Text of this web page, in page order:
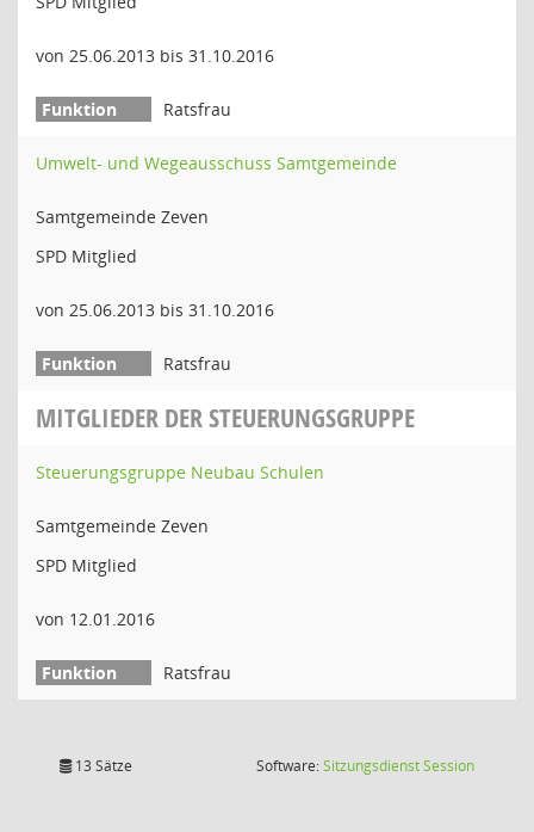
von 25.06.2013 bis 31.10.2016
Ratsfrau
Umwelt- und Wegeausschuss Samtgemeinde
Samtgemeinde Zeven
SPD Mitglied
von 25.06.2013 bis 31.10.2016
Ratsfrau
MITGLIEDER DER STEUERUNGSGRUPPE
Steuerungsgruppe Neubau Schulen
Samtgemeinde Zeven
SPD Mitglied
von 12.01.2016
Ratsfrau
13 Sätze Software:SitzungsdienstSession(Wird in